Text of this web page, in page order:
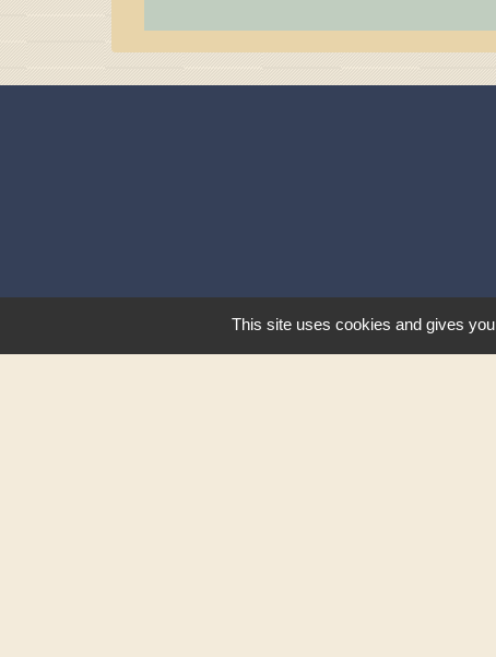
This site uses cookies and gives